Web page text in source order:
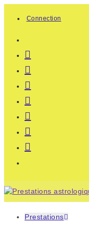
Connection
Prestations